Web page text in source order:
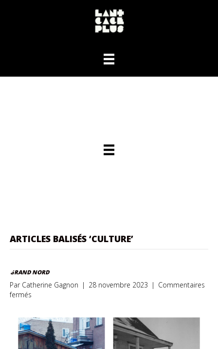
ARTICLES BALISÉS ‘CULTURE’
GRAND NORD
Par Catherine Gagnon | 28 novembre 2023 | Commentaires
fermés